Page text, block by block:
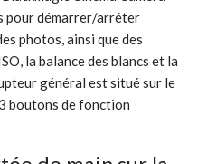
pour démarrer/arrêter
photos, ainsi que des
la balance des blancs et la
général est situé sur le
boutons de fonction